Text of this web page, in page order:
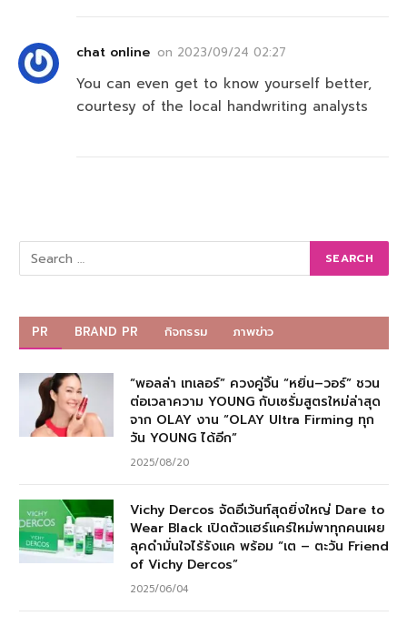
chat online on 2023/09/24 02:27
You can even get to know yourself better,
courtesy of the local handwriting analysts
PR BRAND PR กิจกรรม ภาพข่าว
“พอลล่า เทเลอร์” ควงคู่จิ้น “หยิ่น–วอร์” ชวน
ต่อเวลาความ YOUNG กับเซรั่มสูตรใหม่ล่าสุด
จาก OLAY งาน “OLAY Ultra Firming ทุก
วัน YOUNG ได้อีก”
2025/08/20
Vichy Dercos จัดอีเว้นท์สุดยิ่งใหญ่ Dare to
Wear Black เปิดตัวแฮร์แคร์ใหม่พาทุกคนเผย
ลุคดำมั่นใจไร้รังแค พร้อม “เต – ตะวัน Friend
of Vichy Dercos”
2025/06/04